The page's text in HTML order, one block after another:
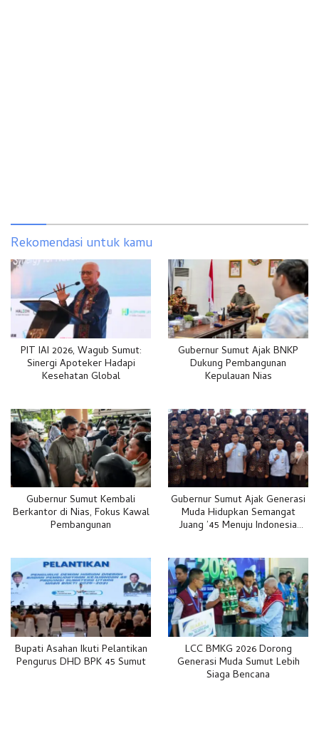
Rekomendasi untuk kamu
PIT IAI 2026, Wagub Sumut:
Sinergi Apoteker Hadapi
Kesehatan Global
Gubernur Sumut Ajak BNKP
Dukung Pembangunan
Kepulauan Nias
Gubernur Sumut Kembali
Berkantor di Nias, Fokus Kawal
Pembangunan
Gubernur Sumut Ajak Generasi
Muda Hidupkan Semangat
Juang ’45 Menuju Indonesia
Bupati Asahan Ikuti Pelantikan
Pengurus DHD BPK 45 Sumut
LCC BMKG 2026 Dorong
Generasi Muda Sumut Lebih
Siaga Bencana